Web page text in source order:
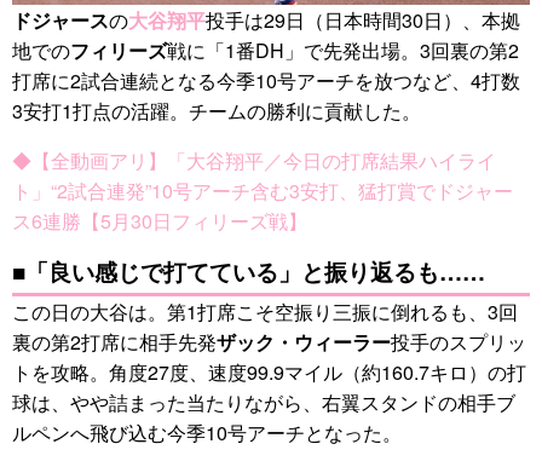
ドジャースの大谷翔平投手は29日（日本時間30日）、本拠
地でのフィリーズ戦に「1番DH」で先発出場。3回裏の第2
打席に2試合連続となる今季10号アーチを放つなど、4打数
3安打1打点の活躍。チームの勝利に貢献した。
◆【全動画アリ】「大谷翔平／今日の打席結果ハイライ
ト」“2試合連発”10号アーチ含む3安打、猛打賞でドジャー
ス6連勝【5月30日フィリーズ戦】
■「良い感じで打てている」と振り返るも……
この日の大谷は。第1打席こそ空振り三振に倒れるも、3回
裏の第2打席に相手先発ザック・ウィーラー投手のスプリッ
トを攻略。角度27度、速度99.9マイル（約160.7キロ）の打
球は、やや詰まった当たりながら、右翼スタンドの相手ブ
ルペンへ飛び込む今季10号アーチとなった。